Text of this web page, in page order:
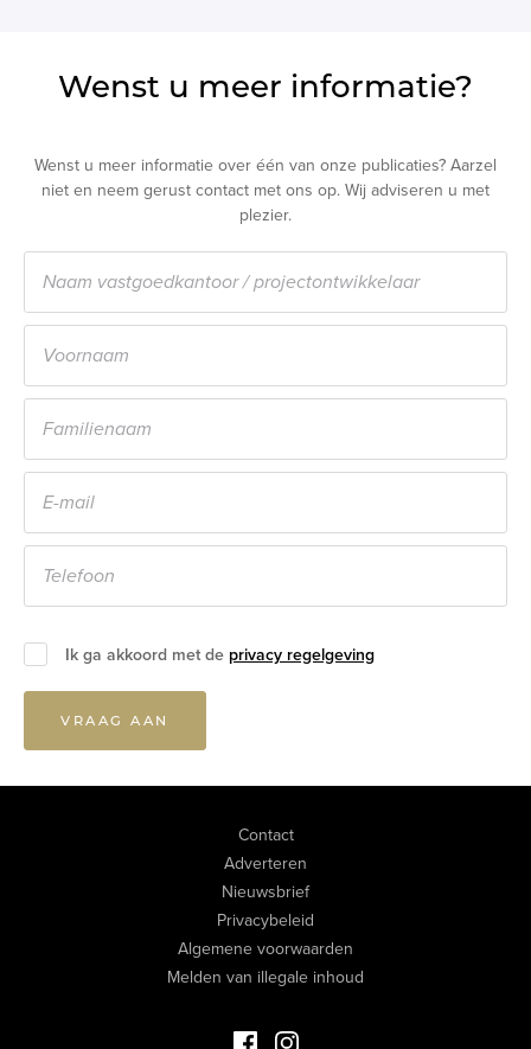
Wenst u meer informatie?
Wenst u meer informatie over één van onze publicaties? Aarzel
niet en neem gerust contact met ons op. Wij adviseren u met
plezier.
Ik ga akkoord met de privacy regelgeving
VRAAG AAN
Contact
Adverteren
Nieuwsbrief
Privacybeleid
Algemene voorwaarden
Melden van illegale inhoud
Facebook Luxevastgoed
Instagram Luxevastgoed